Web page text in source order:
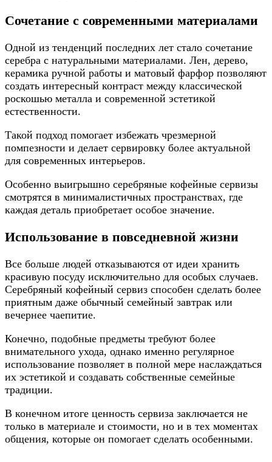
Сочетание с современными материалами
Одной из тенденций последних лет стало сочетание
серебра с натуральными материалами. Лен, дерево,
керамика ручной работы и матовый фарфор позволяют
создать интересный контраст между классической
роскошью металла и современной эстетикой
естественности.
Такой подход помогает избежать чрезмерной
помпезности и делает сервировку более актуальной
для современных интерьеров.
Особенно выигрышно серебряные кофейные сервизы
смотрятся в минималистичных пространствах, где
каждая деталь приобретает особое значение.
Использование в повседневной жизни
Все больше людей отказываются от идеи хранить
красивую посуду исключительно для особых случаев.
Серебряный кофейный сервиз способен сделать более
приятным даже обычный семейный завтрак или
вечернее чаепитие.
Конечно, подобные предметы требуют более
внимательного ухода, однако именно регулярное
использование позволяет в полной мере наслаждаться
их эстетикой и создавать собственные семейные
традиции.
В конечном итоге ценность сервиза заключается не
только в материале и стоимости, но и в тех моментах
общения, которые он помогает сделать особенными.